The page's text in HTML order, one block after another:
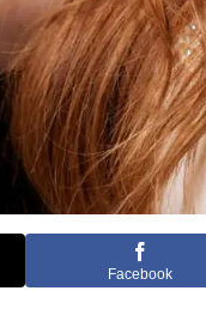
Facebook